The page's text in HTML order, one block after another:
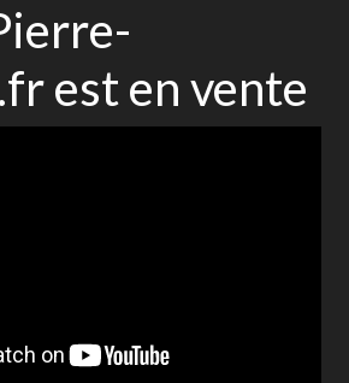
est en vente